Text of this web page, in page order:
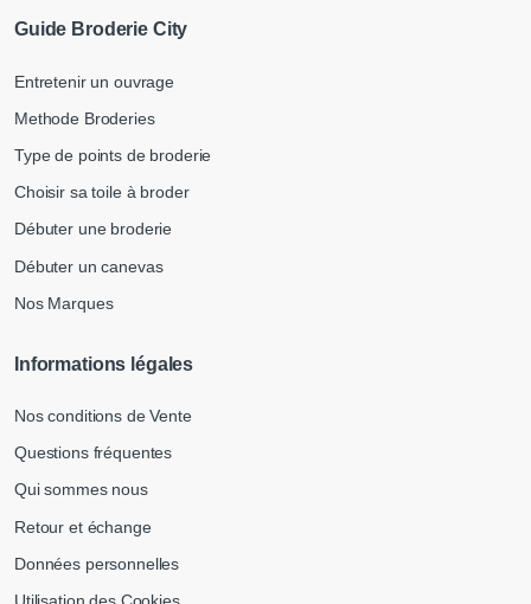
Guide Broderie City
Entretenir un ouvrage
Methode Broderies
Type de points de broderie
Choisir sa toile à broder
Débuter une broderie
Débuter un canevas
Nos Marques
Informations légales
Nos conditions de Vente
Questions fréquentes
Qui sommes nous
Retour et échange
Données personnelles